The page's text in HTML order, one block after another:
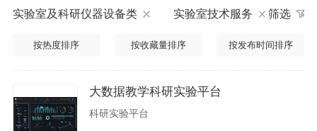
实验室及科研仪器设备类 实验室技术服务 筛选
按热度排序 按收藏量排序 按发布时间排序
大数据教学科研实验平台
科研实验平台